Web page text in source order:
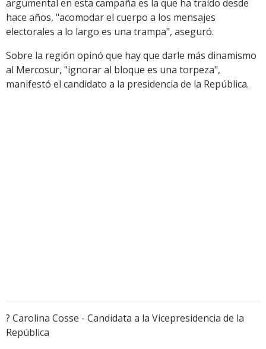
argumental en esta campaña es la que ha traído desde
hace años, "acomodar el cuerpo a los mensajes
electorales a lo largo es una trampa", aseguró.
Sobre la región opinó que hay que darle más dinamismo
al Mercosur, "ignorar al bloque es una torpeza",
manifestó el candidato a la presidencia de la República.
? Carolina Cosse - Candidata a la Vicepresidencia de la
República